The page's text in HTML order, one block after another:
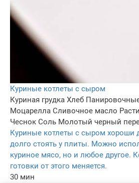
Куриные котлеты с сыром
Куриная грудка Хлеб
Моцарелла Сливочное масло
Чеснок Соль Молотый черный
Куриные котлеты с сыром хороши
долго стоять у плиты. Можно
куриное мясо, но и любое другое.
готовки от этого меняется.
30 мин